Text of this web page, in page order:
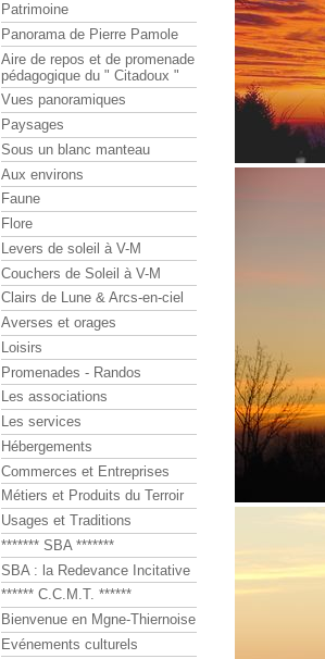
Patrimoine
Panorama de Pierre Pamole
Aire de repos et de promenade
pédagogique du " Citadoux "
Vues panoramiques
Paysages
Sous un blanc manteau
Aux environs
Faune
Flore
Levers de soleil à V-M
Couchers de Soleil à V-M
Clairs de Lune & Arcs-en-ciel
Averses et orages
Loisirs
Promenades - Randos
Les associations
Les services
Hébergements
Commerces et Entreprises
Métiers et Produits du Terroir
Usages et Traditions
******* SBA *******
SBA : la Redevance Incitative
****** C.C.M.T. ******
Bienvenue en Mgne-Thiernoise
Evénements culturels